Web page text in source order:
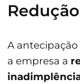
A
a empresa a